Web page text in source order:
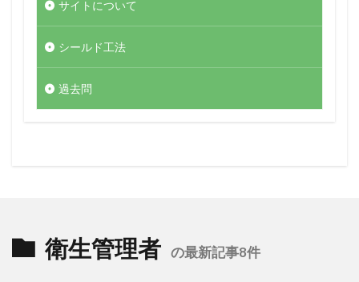
サイトについて
シールド工法
過去問
衛生管理者 の最新記事8件